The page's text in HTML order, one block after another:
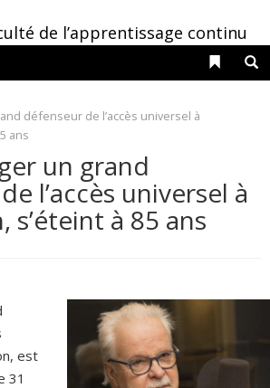
de l’apprentissage continu
Liens
défenseur de l’accès universel à
ans
un grand
l’accès universel à
s’éteint à 85 ans
est
31